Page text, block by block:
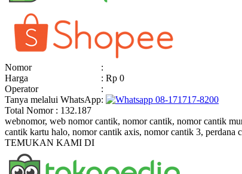
Nomor
:
Harga
: Rp 0
Operator
:
Tanya melalui WhatsApp:
08-171717-8200
Total Nomor : 132.187
webnomor, web nomor cantik, nomor cantik, nomor cantik
cantik kartu halo, nomor cantik axis, nomor cantik 3, perdana
TEMUKAN KAMI DI